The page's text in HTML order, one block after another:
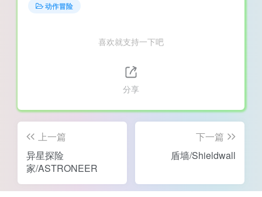
动作冒险
喜欢就支持一下吧
分享
上一篇
异星探险
家/ASTRONEER
下一篇
盾墙/Shieldwall